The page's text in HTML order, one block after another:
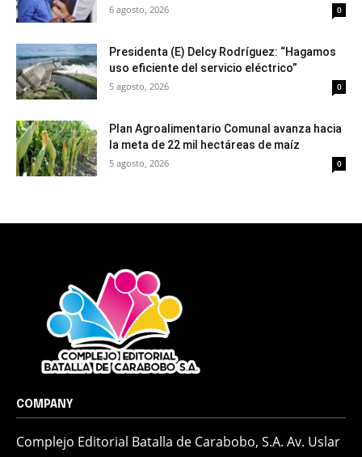
6 agosto, 2026 0
Presidenta (E) Delcy Rodríguez: “Hagamos
uso eficiente del servicio eléctrico”
5 agosto, 2026 0
Plan Agroalimentario Comunal avanza hacia
la meta de 22 mil hectáreas de maíz
5 agosto, 2026 0
COMPANY
Complejo Editorial Batalla de Carabobo, S.A. Av. Uslar